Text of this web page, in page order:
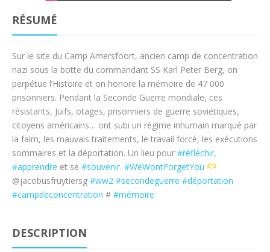
RÉSUMÉ
Sur le site du Camp Amersfoort, ancien camp de concentration
nazi sous la botte du commandant SS Karl Peter Berg, on
perpétue l’Histoire et on honore la mémoire de 47 000
prisonniers. Pendant la Seconde Guerre mondiale, ces
résistants, Juifs, otages, prisonniers de guerre soviétiques,
citoyens américains… ont subi un régime inhumain marqué par
la faim, les mauvais traitements, le travail forcé, les exécutions
sommaires et la déportation. Un lieu pour #réfléchir,
#apprendre et se #souvenir. #WeWontForgetYou
@jacobusfruytiersg #ww2 #secondeguerre #déportation
#campdeconcentration # #mémoire
DESCRIPTION